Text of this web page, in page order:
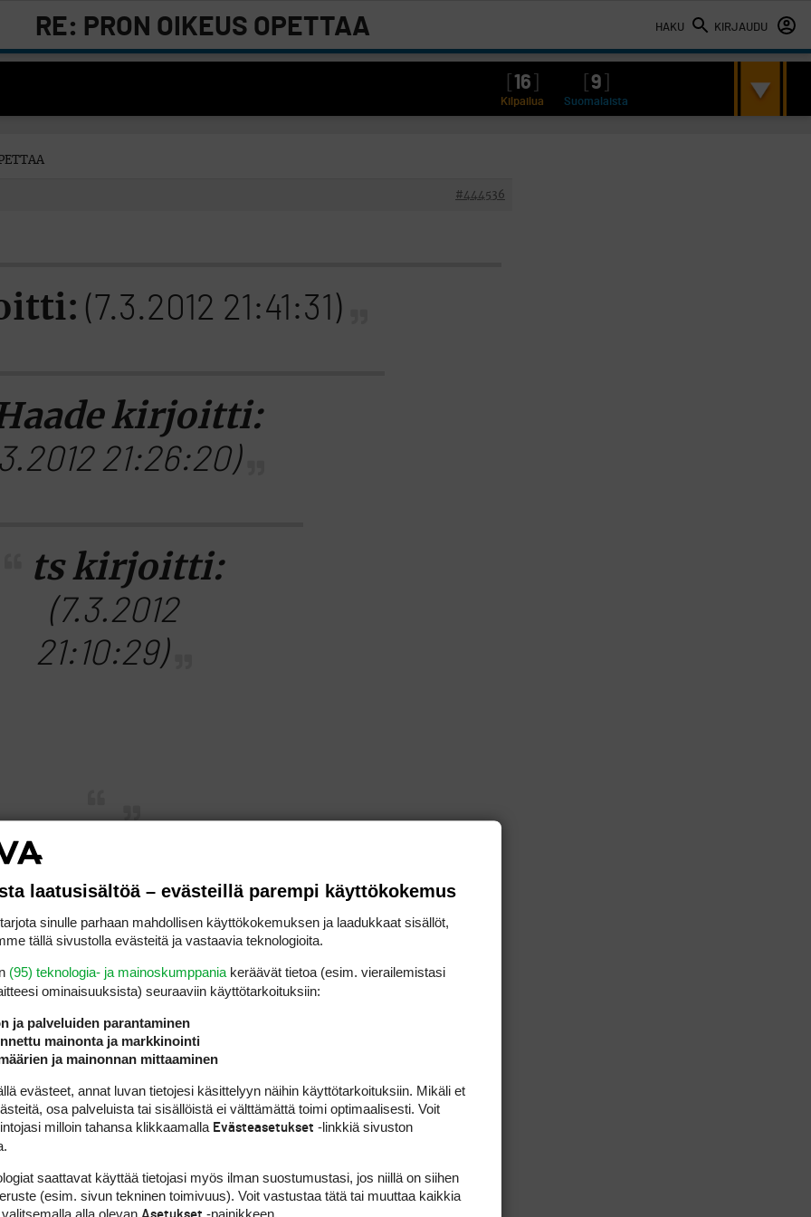
HAKU KIRJAUDU
RE: PRON OIKEUS OPETTAA
16 9
Kilpailua Suomalaista
#444536
(7.3.2012 21:41:31)
kirjoitti:
21:26:20)
ts kirjoitti:
(7.3.2012
21:10:29)
sitä nyt tommosia
kieltoja aleta
tuon takia. Nyt olen
siitä, että
otetaan pois
laatusisältöä – evästeillä parempi käyttökokemus
sinulle parhaan mahdollisen käyttökokemuksen ja laadukkaat sisällöt,
tällä sivustolla evästeitä ja vastaavia teknologioita.
(95) teknologia- ja mainoskumppania keräävät tietoa (esim. vierailemis­tasi
ominaisuuk­sista) seuraaviin käyttötarkoituksiin:
ja palveluiden parantaminen
mainonta ja markkinointi
ja mainonnan mittaaminen
evästeet, annat luvan tietojesi käsittelyyn näihin käyttötarkoituksiin. Mikäli et
osa palveluista tai sisällöistä ei välttämättä toimi optimaalisesti. Voit
milloin tahansa klikkaamalla Evästeasetukset -linkkiä sivuston
saattavat käyttää tietojasi myös ilman suostumustasi, jos niillä on siihen
(esim. sivun tekninen toimivuus). Voit vastustaa tätä tai muuttaa kaikkia
alla olevan Asetukset -painikkeen.